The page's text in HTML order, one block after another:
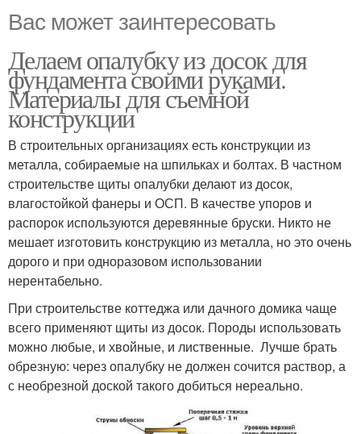
Вас может заинтересовать
Делаем опалубку из досок для
фундамента своими руками.
Материалы для съемной
конструкции
В строительных организациях есть конструкции из
металла, собираемые на шпильках и болтах. В частном
строительстве щиты опалубки делают из досок,
влагостойкой фанеры и ОСП. В качестве упоров и
распорок используются деревянные бруски. Никто не
мешает изготовить конструкцию из металла, но это очень
дорого и при одноразовом использовании
нерентабельно.
При строительстве коттеджа или дачного домика чаще
всего применяют щиты из досок. Породы использовать
можно любые, и хвойные, и лиственные. Лучше брать
обрезную: через опалубку не должен сочится раствор, а
с необрезной доской такого добиться нереально.